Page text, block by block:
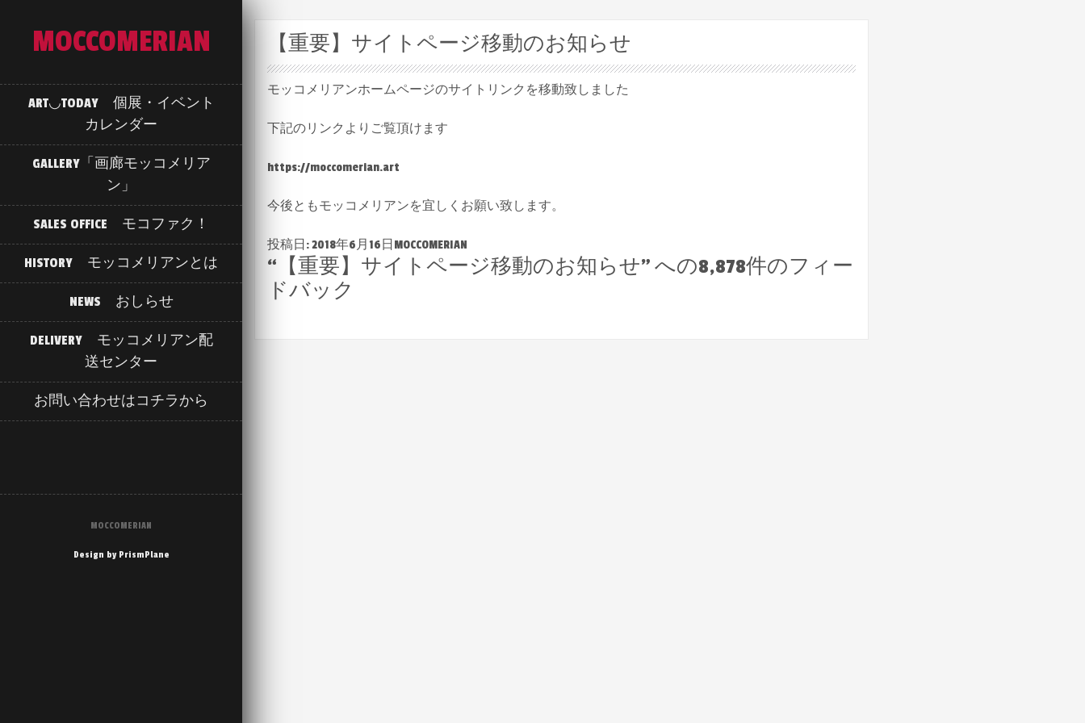
MOCCOMERIAN
ART◡TODAY 個展・イベント
カレンダー
GALLERY「画廊モッコメリア
ン」
SALES OFFICE モコファク！
HISTORY モッコメリアンとは
NEWS おしらせ
DELIVERY モッコメリアン配
送センター
お問い合わせはコチラから
MOCCOMERIAN
Design by PrismPlane
【重要】サイトページ移動のお知らせ
モッコメリアンホームページのサイトリンクを移動致しました
下記のリンクよりご覧頂けます
https://moccomerian.art
今後ともモッコメリアンを宜しくお願い致します。
投稿日: 2018年6月16日MOCCOMERIAN
“ 【重要】サイトページ移動のお知らせ” への8,878件のフィー
ドバック